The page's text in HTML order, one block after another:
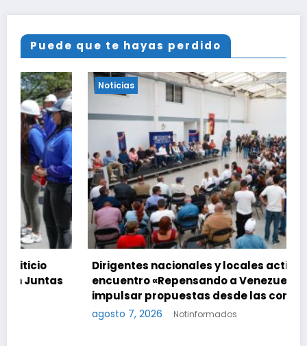
Puede que te hayas perdido
Noticias
Dirigentes nacionales y locales activan el
encuentro «Repensando a Venezuela» para
impulsar propuestas desde las comunidades
agosto 7, 2026 Notinformados